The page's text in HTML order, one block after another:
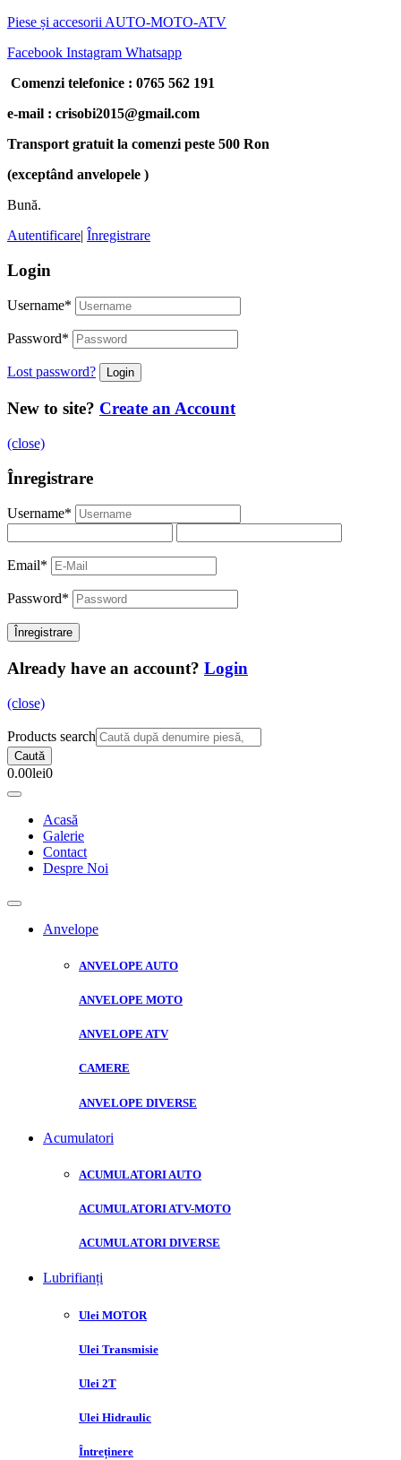
Piese și accesorii AUTO-MOTO-ATV
Facebook Instagram Whatsapp
Comenzi telefonice : 0765 562 191
e-mail : crisobi2015@gmail.com
Transport gratuit la comenzi peste 500 Ron
(exceptând anvelopele )
Bună.
Autentificare| Înregistrare
Login
Username*
Password*
Lost password?
New to site? Create an Account
(close)
Înregistrare
Username*
Email*
Password*
Already have an account? Login
(close)
Products search
Caută
0.00lei0
Acasă
Galerie
Contact
Despre Noi
Anvelope
ANVELOPE AUTO
ANVELOPE MOTO
ANVELOPE ATV
CAMERE
ANVELOPE DIVERSE
Acumulatori
ACUMULATORI AUTO
ACUMULATORI ATV-MOTO
ACUMULATORI DIVERSE
Lubrifianți
Ulei MOTOR
Ulei Transmisie
Ulei 2T
Ulei Hidraulic
Întreținere